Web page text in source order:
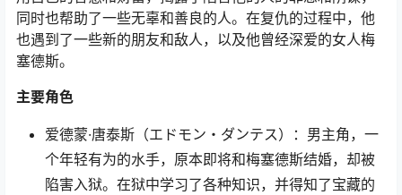
同时也帮助了一些无辜和善良的人。在复仇的过程中，他
也遇到了一些新的朋友和敌人，以及他曾经深爱的女人梅
塞德斯。
主要角色
爱德蒙·唐泰斯（エドモン・ダンテス）：男主角，一
个年轻有为的水手，原本即将和梅塞德斯结婚，却被
陷害入狱。在狱中学习了各种知识，并得知了宝藏的